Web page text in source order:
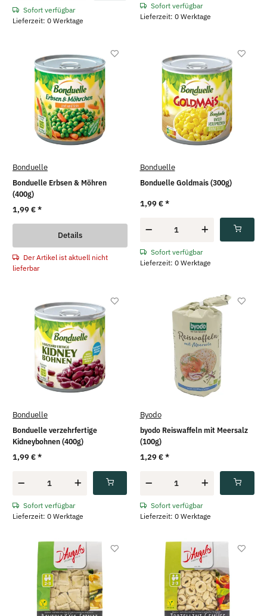
Sofort verfügbar
Lieferzeit: 0 Werktage
Sofort verfügbar
Lieferzeit: 0 Werktage
Bonduelle
Bonduelle Erbsen & Möhren
(400g)
1,99 €*
Details
Der Artikel ist aktuell nicht
lieferbar
Bonduelle
Bonduelle Goldmais (300g)
1,99 €*
Sofort verfügbar
Lieferzeit: 0 Werktage
Bonduelle
Bonduelle verzehrfertige
Kidneybohnen (400g)
1,99 €*
Sofort verfügbar
Lieferzeit: 0 Werktage
Byodo
byodo Reiswaffeln mit Meersalz
(100g)
1,29 €*
Sofort verfügbar
Lieferzeit: 0 Werktage